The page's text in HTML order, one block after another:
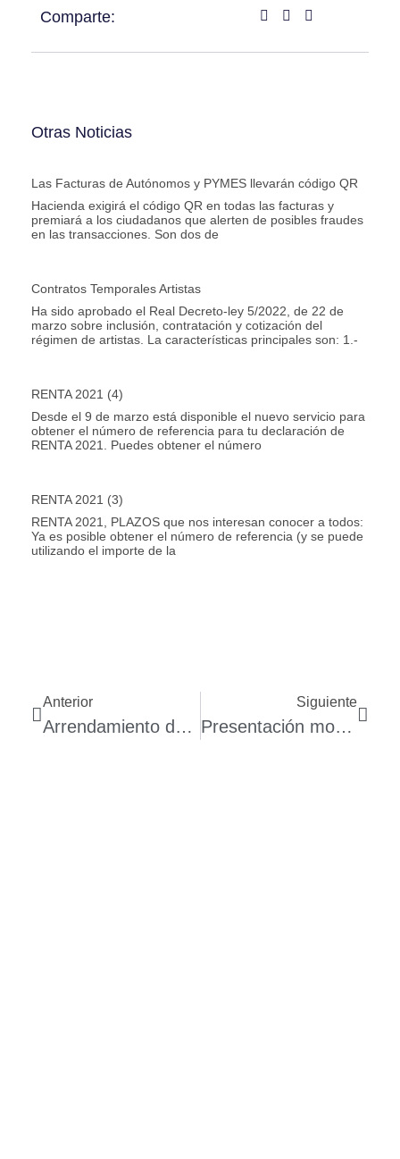
Comparte:
Otras Noticias
Las Facturas de Autónomos y PYMES llevarán código QR
Hacienda exigirá el código QR en todas las facturas y
premiará a los ciudadanos que alerten de posibles fraudes
en las transacciones. Son dos de
Contratos Temporales Artistas
Ha sido aprobado el Real Decreto-ley 5/2022, de 22 de
marzo sobre inclusión, contratación y cotización del
régimen de artistas. La características principales son: 1.-
RENTA 2021 (4)
Desde el 9 de marzo está disponible el nuevo servicio para
obtener el número de referencia para tu declaración de
RENTA 2021. Puedes obtener el número
RENTA 2021 (3)
RENTA 2021, PLAZOS que nos interesan conocer a todos:
Ya es posible obtener el número de referencia (y se puede
utilizando el importe de la
Anterior
Arrendamiento de vivienda para persona jurídica
Siguiente
Presentación modelo 184 Agencia Tributaria